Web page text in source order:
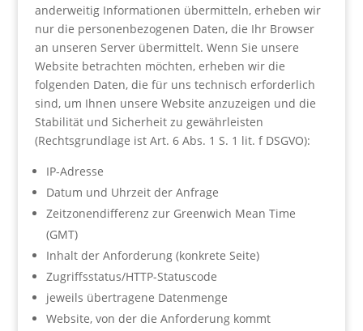
anderweitig Informationen übermitteln, erheben wir
nur die personenbezogenen Daten, die Ihr Browser
an unseren Server übermittelt. Wenn Sie unsere
Website betrachten möchten, erheben wir die
folgenden Daten, die für uns technisch erforderlich
sind, um Ihnen unsere Website anzuzeigen und die
Stabilität und Sicherheit zu gewährleisten
(Rechtsgrundlage ist Art. 6 Abs. 1 S. 1 lit. f DSGVO):
IP-Adresse
Datum und Uhrzeit der Anfrage
Zeitzonendifferenz zur Greenwich Mean Time
(GMT)
Inhalt der Anforderung (konkrete Seite)
Zugriffsstatus/HTTP-Statuscode
jeweils übertragene Datenmenge
Website, von der die Anforderung kommt